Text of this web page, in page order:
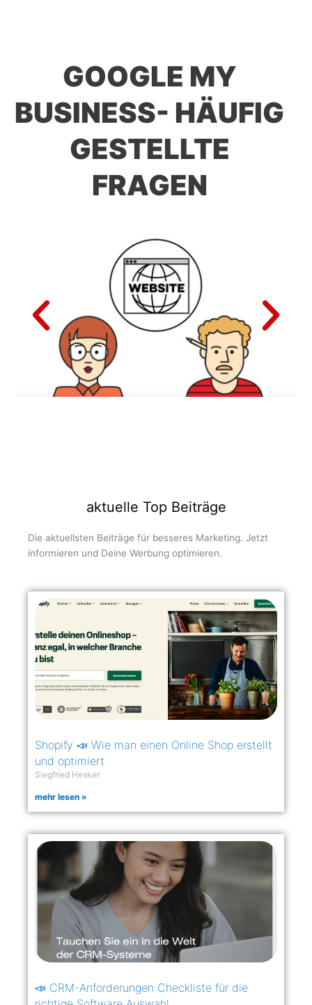
GOOGLE MY
BUSINESS- HÄUFIG
GESTELLTE
FRAGEN
aktuelle Top Beiträge
Die aktuellsten Beiträge für besseres Marketing. Jetzt
informieren und Deine Werbung optimieren.
Shopify 📣 Wie man einen Online Shop erstellt
und optimiert
Siegfried Hesker
mehr lesen »
📣 CRM-Anforderungen Checkliste für die